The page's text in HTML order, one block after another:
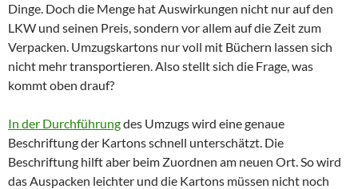
Dinge. Doch die Menge hat Auswirkungen nicht nur auf den
LKW und seinen Preis, sondern vor allem auf die Zeit zum
Verpacken. Umzugskartons nur voll mit Büchern lassen sich
nicht mehr transportieren. Also stellt sich die Frage, was
kommt oben drauf?
In der Durchführungdes Umzugs wird eine genaue
Beschriftung der Kartons schnell unterschätzt. Die
Beschriftung hilft aber beim Zuordnen am neuen Ort. So wird
das Auspacken leichter und die Kartons müssen nicht noch